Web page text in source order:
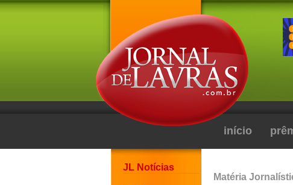
início
JL Notícias
Matéria